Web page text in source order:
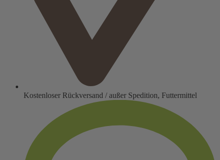
Kostenloser Rückversand / außer Spedition, Futtermittel